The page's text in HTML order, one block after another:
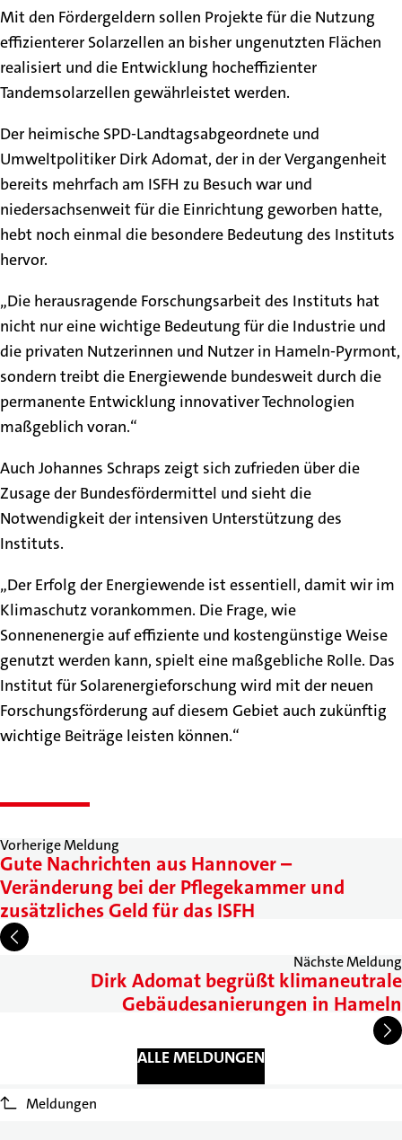
Mit den Fördergeldern sollen Projekte für die Nutzung
effizienterer Solarzellen an bisher ungenutzten Flächen
realisiert und die Entwicklung hocheffizienter
Tandemsolarzellen gewährleistet werden.
Der heimische SPD-Landtagsabgeordnete und
Umweltpolitiker Dirk Adomat, der in der Vergangenheit
bereits mehrfach am ISFH zu Besuch war und
niedersachsenweit für die Einrichtung geworben hatte,
hebt noch einmal die besondere Bedeutung des Instituts
hervor.
„Die herausragende Forschungsarbeit des Instituts hat
nicht nur eine wichtige Bedeutung für die Industrie und
die privaten Nutzerinnen und Nutzer in Hameln-Pyrmont,
sondern treibt die Energiewende bundesweit durch die
permanente Entwicklung innovativer Technologien
maßgeblich voran.“
Auch Johannes Schraps zeigt sich zufrieden über die
Zusage der Bundesfördermittel und sieht die
Notwendigkeit der intensiven Unterstützung des
Instituts.
„Der Erfolg der Energiewende ist essentiell, damit wir im
Klimaschutz vorankommen. Die Frage, wie
Sonnenenergie auf effiziente und kostengünstige Weise
genutzt werden kann, spielt eine maßgebliche Rolle. Das
Institut für Solarenergieforschung wird mit der neuen
Forschungsförderung auf diesem Gebiet auch zukünftig
wichtige Beiträge leisten können.“
Vorherige Meldung
Gute Nachrichten aus Hannover –
Veränderung bei der Pflegekammer und
zusätzliches Geld für das ISFH
Nächste Meldung
Dirk Adomat begrüßt klimaneutrale
Gebäudesanierungen in Hameln
ALLE MELDUNGEN
Meldungen